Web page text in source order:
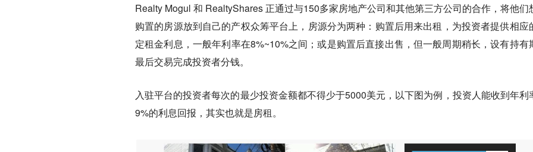
Realty Mogul 和 RealtyShares 正通过与150多家房地产公司和其他第三方公司的合作，将他们
购置的房源放到自己的产权众筹平台上，房源分为两种：购置后用来出租，为投资者提供相应
定租金利息，一般年利率在8%~10%之间；或是购置后直接出售，但一般周期稍长，设有持有
最后交易完成投资者分钱。
入驻平台的投资者每次的最少投资金额都不得少于5000美元，以下图为例，投资人能收到年利
9%的利息回报，其实也就是房租。